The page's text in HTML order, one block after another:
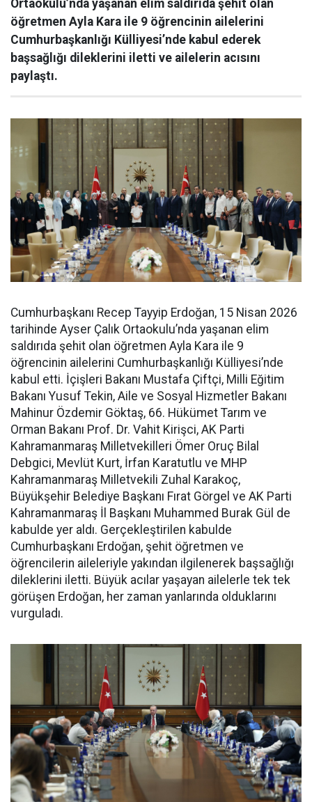
Ortaokulu’nda yaşanan elim saldırıda şehit olan
öğretmen Ayla Kara ile 9 öğrencinin ailelerini
Cumhurbaşkanlığı Külliyesi’nde kabul ederek
başsağlığı dileklerini iletti ve ailelerin acısını
paylaştı.
Cumhurbaşkanı Recep Tayyip Erdoğan, 15 Nisan 2026
tarihinde Ayser Çalık Ortaokulu’nda yaşanan elim
saldırıda şehit olan öğretmen Ayla Kara ile 9
öğrencinin ailelerini Cumhurbaşkanlığı Külliyesi’nde
kabul etti. İçişleri Bakanı Mustafa Çiftçi, Milli Eğitim
Bakanı Yusuf Tekin, Aile ve Sosyal Hizmetler Bakanı
Mahinur Özdemir Göktaş, 66. Hükümet Tarım ve
Orman Bakanı Prof. Dr. Vahit Kirişci, AK Parti
Kahramanmaraş Milletvekilleri Ömer Oruç Bilal
Debgici, Mevlüt Kurt, İrfan Karatutlu ve MHP
Kahramanmaraş Milletvekili Zuhal Karakoç,
Büyükşehir Belediye Başkanı Fırat Görgel ve AK Parti
Kahramanmaraş İl Başkanı Muhammed Burak Gül de
kabulde yer aldı. Gerçekleştirilen kabulde
Cumhurbaşkanı Erdoğan, şehit öğretmen ve
öğrencilerin aileleriyle yakından ilgilenerek başsağlığı
dileklerini iletti. Büyük acılar yaşayan ailelerle tek tek
görüşen Erdoğan, her zaman yanlarında olduklarını
vurguladı.